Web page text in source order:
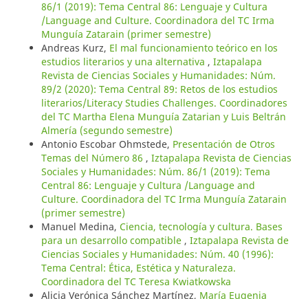
86/1 (2019): Tema Central 86: Lenguaje y Cultura
/Language and Culture. Coordinadora del TC Irma
Munguía Zatarain (primer semestre)
Andreas Kurz, El mal funcionamiento teórico en los
estudios literarios y una alternativa , Iztapalapa
Revista de Ciencias Sociales y Humanidades: Núm.
89/2 (2020): Tema Central 89: Retos de los estudios
literarios/Literacy Studies Challenges. Coordinadores
del TC Martha Elena Munguía Zatarian y Luis Beltrán
Almería (segundo semestre)
Antonio Escobar Ohmstede, Presentación de Otros
Temas del Número 86 , Iztapalapa Revista de Ciencias
Sociales y Humanidades: Núm. 86/1 (2019): Tema
Central 86: Lenguaje y Cultura /Language and
Culture. Coordinadora del TC Irma Munguía Zatarain
(primer semestre)
Manuel Medina, Ciencia, tecnología y cultura. Bases
para un desarrollo compatible , Iztapalapa Revista de
Ciencias Sociales y Humanidades: Núm. 40 (1996):
Tema Central: Ética, Estética y Naturaleza.
Coordinadora del TC Teresa Kwiatkowska
Alicia Verónica Sánchez Martínez, María Eugenia